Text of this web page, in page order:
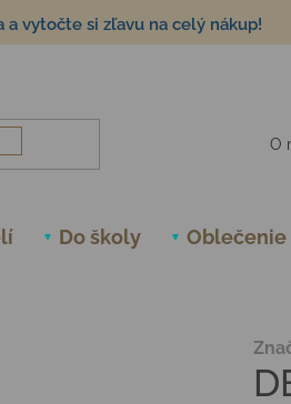
a vytočte si zľavu na celý nákup!
O
Do školy Oblečenie